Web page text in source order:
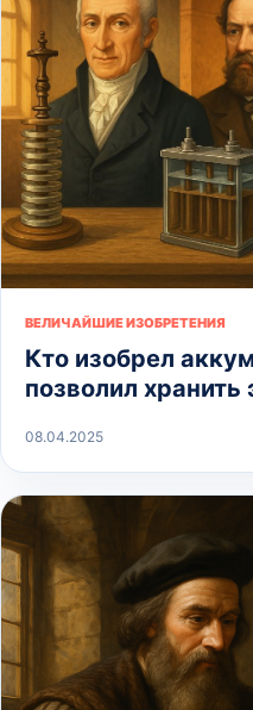
ВЕЛИЧАЙШИЕ ИЗОБРЕТЕНИЯ
Кто изобрел
позволил хранить
08.04.2025